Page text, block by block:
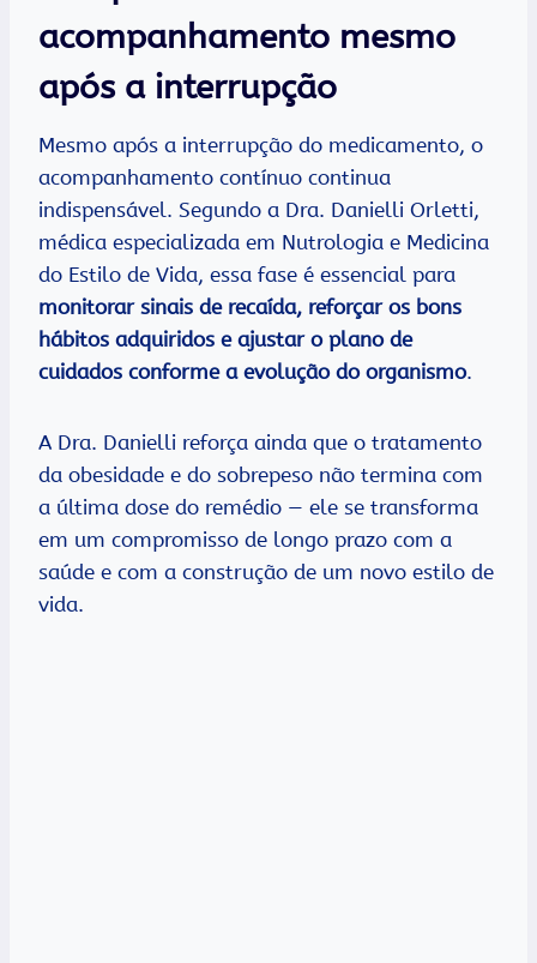
acompanhamento mesmo
após a interrupção
Mesmo após a interrupção do medicamento, o
acompanhamento contínuo continua
indispensável. Segundo a Dra. Danielli Orletti,
médica especializada em Nutrologia e Medicina
do Estilo de Vida, essa fase é essencial para
monitorar sinais de recaída, reforçar os bons
hábitos adquiridos e ajustar o plano de
cuidados conforme a evolução do organismo.
A Dra. Danielli reforça ainda que o tratamento
da obesidade e do sobrepeso não termina com
a última dose do remédio — ele se transforma
em um compromisso de longo prazo com a
saúde e com a construção de um novo estilo de
vida.